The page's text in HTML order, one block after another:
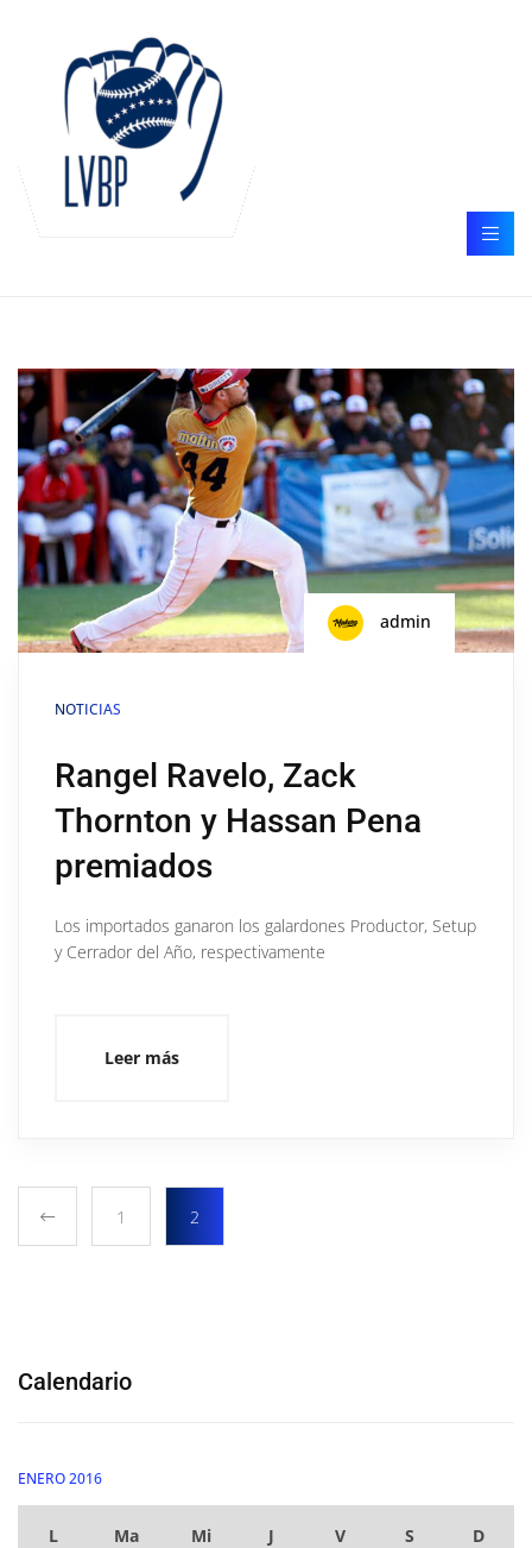
admin
NOTICIAS
Rangel Ravelo, Zack
Thornton y Hassan Pena
premiados
Los importados ganaron los galardones Productor, Setup
y Cerrador del Año, respectivamente
Leer más
1 2
Calendario
ENERO 2016
L Ma Mi J V S D